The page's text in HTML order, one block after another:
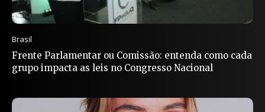
Brasil
Frente Parlamentar ou Comissão: entenda como cada
grupo impacta as leis no Congresso Nacional